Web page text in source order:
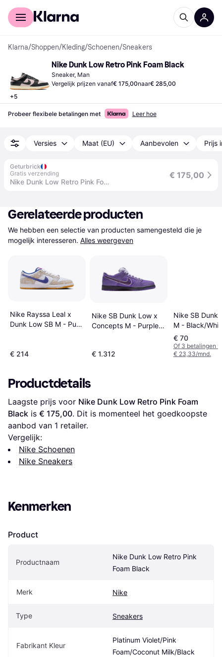
Voor shoppers
Klarna/Shoppen/Kleding/Schoenen/Sneakers
+5
Nike Dunk Low Retro Pink Foam Black
Sneaker, Man
Vergelijk prijzen vanaf€ 175,00naar€ 285,00
Probeer flexibele betalingen met Leer hoe
Versies Maat (EU) Aanbevolen Prijs
Geturbrick
Gratis verzending
Nike Dunk Low Retro Pink Foam Black - 46 / Standard
€ 175,00
Gerelateerde producten
We hebben een selectie van producten samengesteld die je
mogelijk interesseren. Alles weergeven
Nike Rayssa Leal x
Dunk Low SB M - Pure
Purple/White/Gum
€ 214
Nike SB Dunk Low x
Concepts M - Purple
€ 1.312
Nike SB Dunk
M - Black/
Light Brown
€ 70
Of 3 betalingen
€ 23,33/mnd.
Productdetails
Laagste prijs voor Nike Dunk Low Retro Pink Foam
Black is € 175,00. Dit is momenteel het goedkoopste
aanbod van 1 retailer.
Vergelijk:
Nike Schoenen
Nike Sneakers
Kenmerken
Product
Productnaam
Nike Dunk Low Retro Pink
Foam Black
Merk Nike
Type Sneakers
Fabrikant Kleur
Platinum Violet/Pink
Foam/Coconut Milk/Black